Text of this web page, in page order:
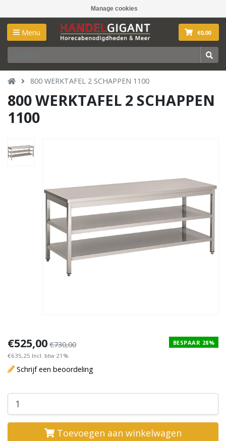
Manage cookies
Menu €0,00
800 WERKTAFEL 2 SCHAPPEN 1100
800 WERKTAFEL 2 SCHAPPEN
1100
€525,00 €730,00
€635,25 Incl. btw 21%
BESPAAR 28%
Schrijf een beoordeling
Toevoegen aan winkelwagen